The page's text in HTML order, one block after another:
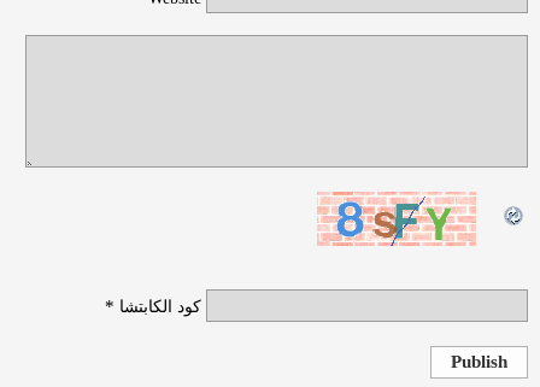
كود الكابتشا *
Publish